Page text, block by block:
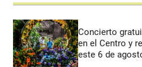
Concierto
en el Centro y
este 6 de